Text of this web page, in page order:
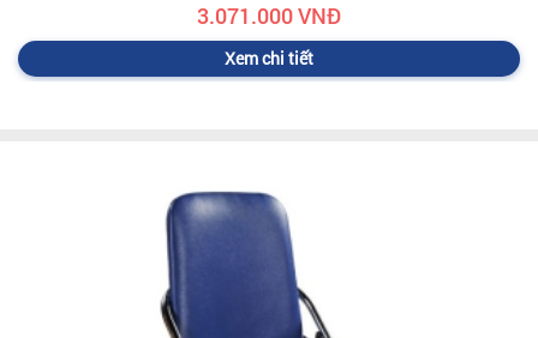
3.071.000 VNĐ
Xem chi tiết